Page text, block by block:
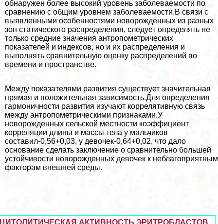
обнаружен более высокий уровень заболеваемости по
сравнению с общим уровнем заболеваемости.В связи с
выявленными особенностями новорожденных из разных
зон статического распределения, следует определять не
только средние значения антропометрических
показателей и индексов, но и их распределения и
выполнять сравнительную оценку распределений во
времени и прострaнcтве.
Между показателями развития существует значительная
прямая и положительная зависимость.Для определения
гармоничности развития изучают коррелятивную связь
между антропометрическими признаками.У
новорожденных сельской местности коэффициент
корреляции длины и массы тела у мальчиков
составил-0,56+0,03, у девочек-0,64+0,02, что дало
основание сделать заключение о сравнительно большей
устойчивости новорожденных девочек к нeблагоприятным
факторам внешней среды.